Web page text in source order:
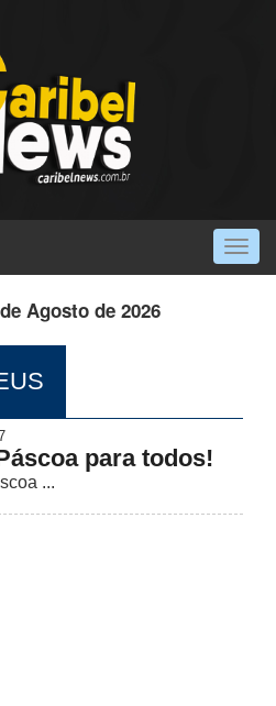
Agosto de 2026
para todos!
...